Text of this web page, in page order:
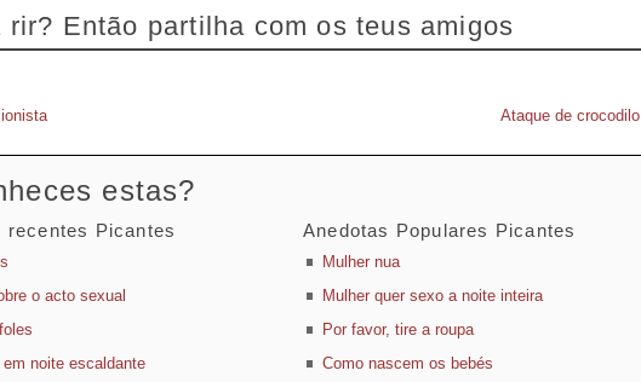
rir? Então partilha com os teus amigos
Ataque de crocodilo
estas?
recentes Picantes
o acto sexual
em noite escaldante
Anedotas Populares Picantes
Mulher nua
Mulher quer sexo a noite inteira
Por favor, tire a roupa
Como nascem os bebés